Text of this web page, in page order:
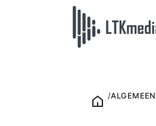
/ALGEMEEN